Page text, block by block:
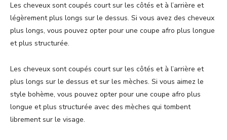
Les cheveux sont coupés court sur les côtés et à l’arrière et
légèrement plus longs sur le dessus. Si vous avez des cheveux
plus longs, vous pouvez opter pour une coupe afro plus longue
et plus structurée.
Les cheveux sont coupés court sur les côtés et à l’arrière et
plus longs sur le dessus et sur les mèches. Si vous aimez le
style bohème, vous pouvez opter pour une coupe afro plus
longue et plus structurée avec des mèches qui tombent
librement sur le visage.